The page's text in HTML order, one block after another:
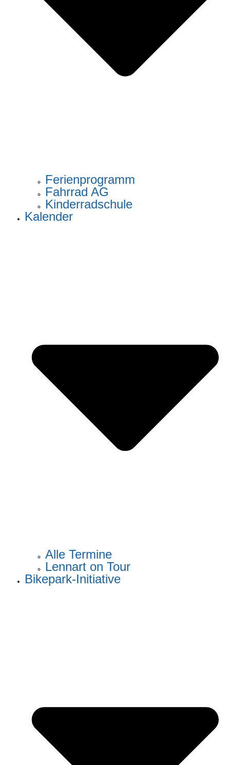
Ferienprogramm
Fahrrad AG
Kinderradschule
Kalender
Alle Termine
Lennart on Tour
Bikepark-Initiative